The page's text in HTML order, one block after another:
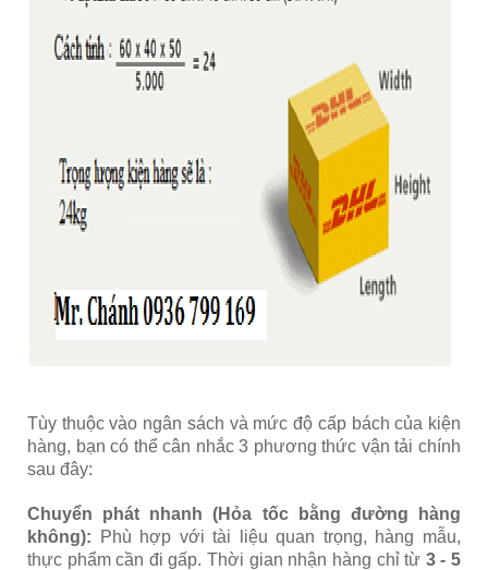
Tùy thuộc vào ngân sách và mức độ cấp bách của kiện
hàng, bạn có thể cân nhắc 3 phương thức vận tải chính
sau đây:
Chuyển phát nhanh (Hỏa tốc bằng đường hàng
không): Phù hợp với tài liệu quan trọng, hàng mẫu,
thực phẩm cần đi gấp. Thời gian nhận hàng chỉ từ 3 - 5